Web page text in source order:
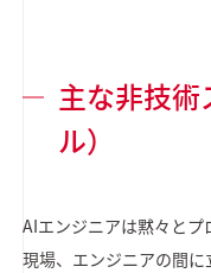
主な非技
ル）
AIエンジニアは黙々と
現場、エンジニアの間